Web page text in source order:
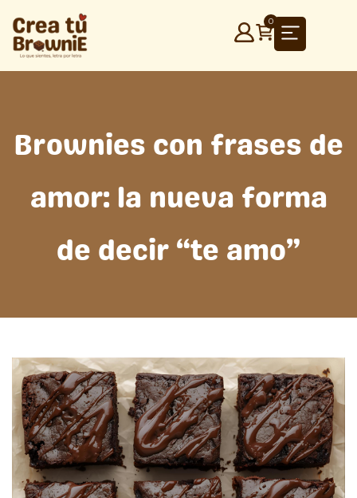
contenido
0
Brownies con frases de
amor: la nueva forma
de decir “te amo”